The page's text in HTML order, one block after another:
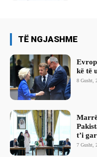
TË NGJASHME
kë të
8 Gusht,
t’i
7 Gusht,